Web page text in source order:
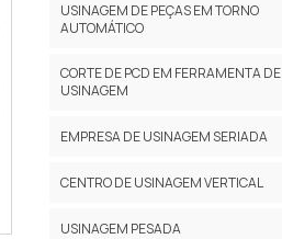
USINAGEM DE PEÇAS EM TORNO
AUTOMÁTICO
CORTE DE PCD EM FERRAMENTA DE
USINAGEM
EMPRESA DE USINAGEM SERIADA
CENTRO DE USINAGEM VERTICAL
USINAGEM PESADA